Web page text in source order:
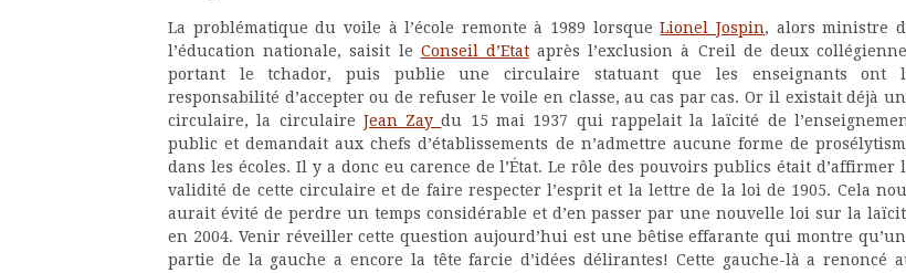
La problématique du voile à l’école remonte à 1989 lorsqueLionel Jospin, alors ministre
l’éducation nationale, saisit le Conseil d’Etataprès l’exclusion à Creil de deux
portant le tchador, puis publie une circulaire statuant que les enseignants ont
responsabilité d’accepter ou de refuser le voile en classe, au cas par cas. Or il existait déjà
circulaire, la circulaire Jean Zaydu 15 mai 1937 qui rappelait la laïcité de
public et demandait aux chefs d’établissements de n’admettre aucune forme de
dans les écoles. Il y a donc eu carence de l’État. Le rôle des pouvoirs publics était d’affirmer
validité de cette circulaire et de faire respecter l’esprit et la lettre de la loi de 1905. Cela
aurait évité de perdre un temps considérable et d’en passer par une nouvelle loi sur la
en 2004. Venir réveiller cette question aujourd’hui est une bêtise effarante qui montre
partie de la gauche a encore la tête farcie d’idées délirantes! Cette gauche-là a renoncé